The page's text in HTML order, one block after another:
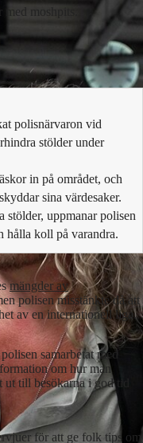
moshpits.
polisnärvaron vid
stölder under
in på området, och
sina värdesaker.
stölder, uppmanar polisen
hålla koll på varandra.
mängder av
polisen misstänkte då att
av en internationell liga.
samarbetat med
om hur man
till besökarna i god tid
för att ge folk tips om